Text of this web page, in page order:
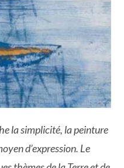
la simplicité, la peinture
d’expression. Le